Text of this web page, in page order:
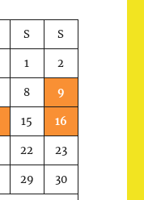
S S
1 2
8 9
15 16
22 23
29 30